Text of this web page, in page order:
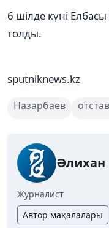
6 шілде күні
толды.
sputniknews.kz
Назарбаев
Әлихан
Журналист
Автор мақалалары